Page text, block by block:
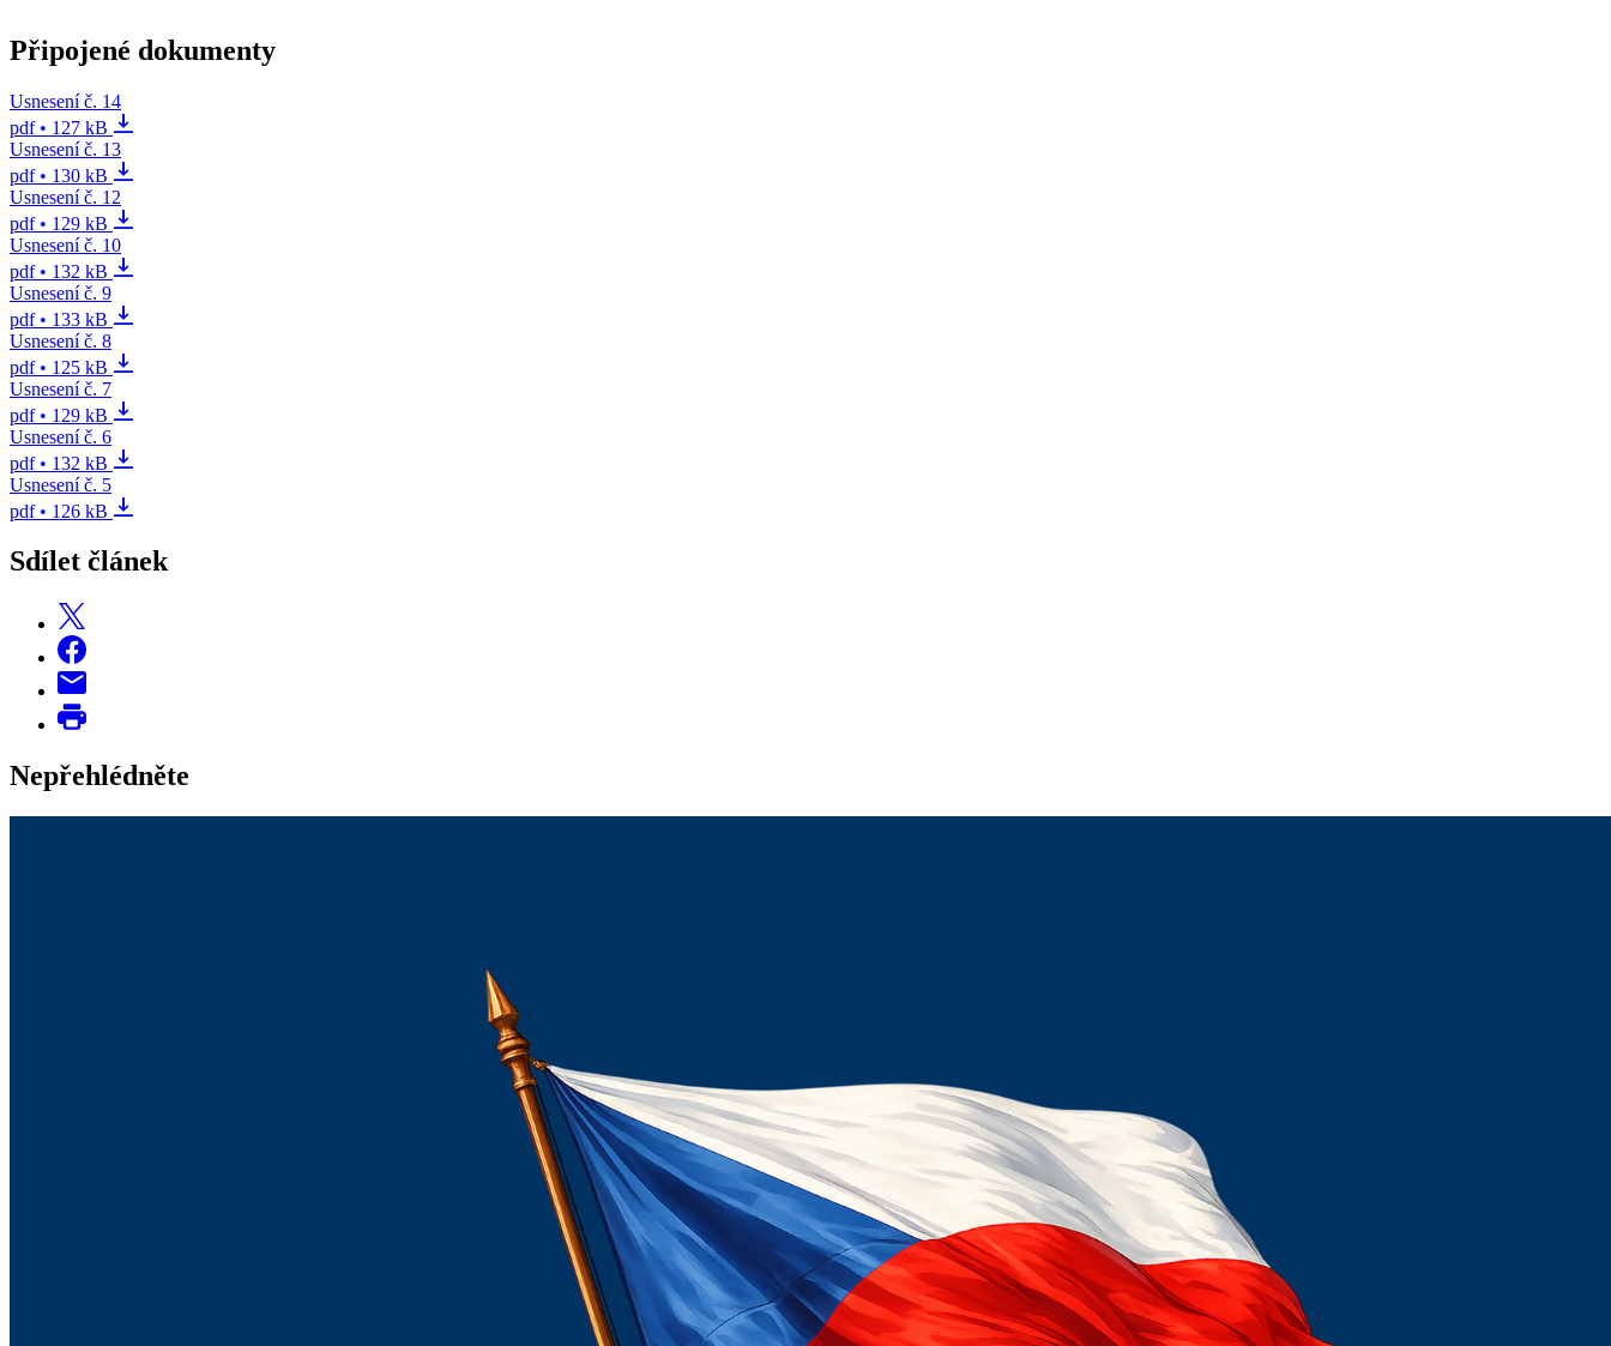
Připojené dokumenty
Usnesení č. 14
pdf • 127 kB
Usnesení č. 13
pdf • 130 kB
Usnesení č. 12
pdf • 129 kB
Usnesení č. 10
pdf • 132 kB
Usnesení č. 9
pdf • 133 kB
Usnesení č. 8
pdf • 125 kB
Usnesení č. 7
pdf • 129 kB
Usnesení č. 6
pdf • 132 kB
Usnesení č. 5
pdf • 126 kB
Sdílet článek
Nepřehlédněte